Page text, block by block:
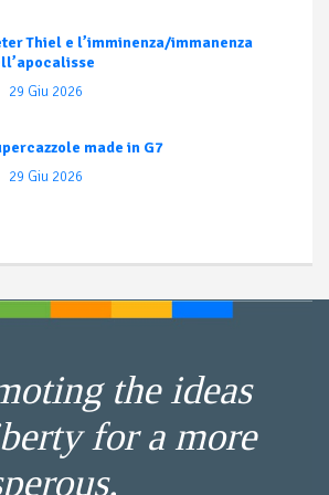
Thiel e l’imminenza/immanenza
29 Giu 2026
made in G7
29 Giu 2026
the ideas
for a more